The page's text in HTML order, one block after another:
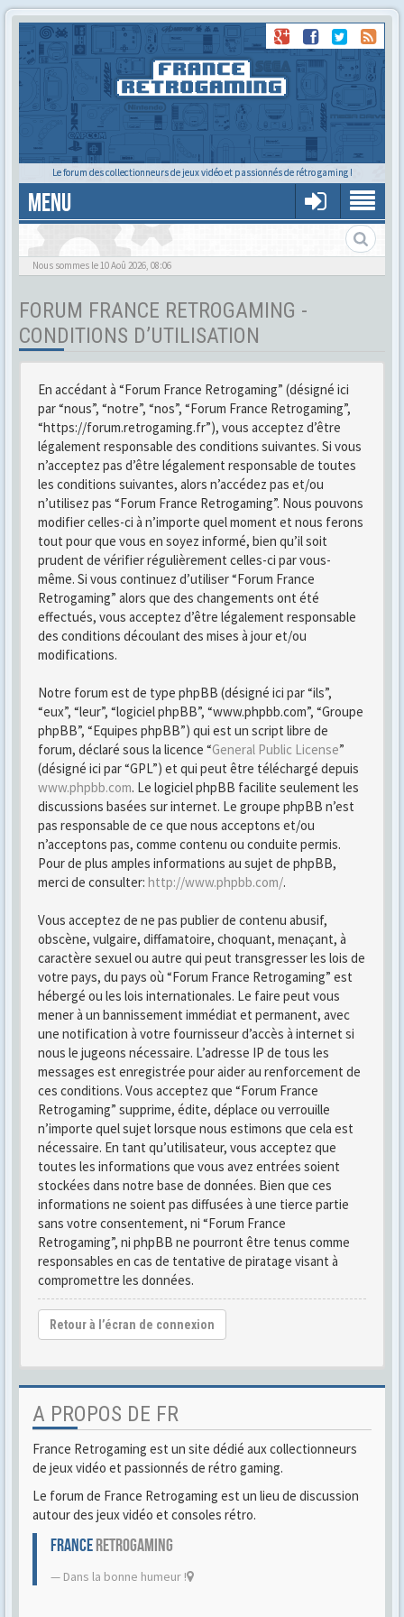
Le forum des collectionneurs de jeux vidéo et passionnés de rétro gaming !
MENU
Gère ton profil et tes préférences
Nous sommes le 10 Aoû 2026, 08:06
FORUM FRANCE RETROGAMING -
CONDITIONS D’UTILISATION
En accédant à “Forum France Retrogaming” (désigné ici
par “nous”, “notre”, “nos”, “Forum France Retrogaming”,
“https://forum.retrogaming.fr”), vous acceptez d’être
légalement responsable des conditions suivantes. Si vous
n’acceptez pas d’être légalement responsable de toutes
les conditions suivantes, alors n’accédez pas et/ou
n’utilisez pas “Forum France Retrogaming”. Nous pouvons
modifier celles-ci à n’importe quel moment et nous ferons
tout pour que vous en soyez informé, bien qu’il soit
prudent de vérifier régulièrement celles-ci par vous-
même. Si vous continuez d’utiliser “Forum France
Retrogaming” alors que des changements ont été
effectués, vous acceptez d’être légalement responsable
des conditions découlant des mises à jour et/ou
modifications.
Notre forum est de type phpBB (désigné ici par “ils”,
“eux”, “leur”, “logiciel phpBB”, “www.phpbb.com”, “Groupe
phpBB”, “Equipes phpBB”) qui est un script libre de
forum, déclaré sous la licence “General Public License”
(désigné ici par “GPL”) et qui peut être téléchargé depuis
www.phpbb.com. Le logiciel phpBB facilite seulement les
discussions basées sur internet. Le groupe phpBB n’est
pas responsable de ce que nous acceptons et/ou
n’acceptons pas, comme contenu ou conduite permis.
Pour de plus amples informations au sujet de phpBB,
merci de consulter: http://www.phpbb.com/.
Vous acceptez de ne pas publier de contenu abusif,
obscène, vulgaire, diffamatoire, choquant, menaçant, à
caractère sexuel ou autre qui peut transgresser les lois de
votre pays, du pays où “Forum France Retrogaming” est
hébergé ou les lois internationales. Le faire peut vous
mener à un bannissement immédiat et permanent, avec
une notification à votre fournisseur d’accès à internet si
nous le jugeons nécessaire. L’adresse IP de tous les
messages est enregistrée pour aider au renforcement de
ces conditions. Vous acceptez que “Forum France
Retrogaming” supprime, édite, déplace ou verrouille
n’importe quel sujet lorsque nous estimons que cela est
nécessaire. En tant qu’utilisateur, vous acceptez que
toutes les informations que vous avez entrées soient
stockées dans notre base de données. Bien que ces
informations ne soient pas diffusées à une tierce partie
sans votre consentement, ni “Forum France
Retrogaming”, ni phpBB ne pourront être tenus comme
responsables en cas de tentative de piratage visant à
compromettre les données.
Retour à l’écran de connexion
A PROPOS DE FR
France Retrogaming est un site dédié aux collectionneurs
de jeux vidéo et passionnés de rétro gaming.
Le forum de France Retrogaming est un lieu de discussion
autour des jeux vidéo et consoles rétro.
FRANCERETROGAMING
Dans la bonne humeur !